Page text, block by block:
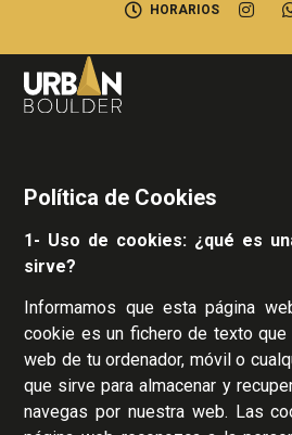
HORARIOS
Política de Cookies
1- Uso de cookies: ¿qué es
sirve?
Informamos que esta página
cookie es un fichero de texto que
web de tu ordenador, móvil o
que sirve para almacenar y
navegas por nuestra web. Las